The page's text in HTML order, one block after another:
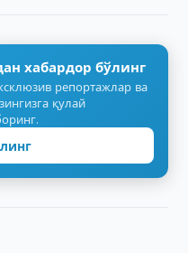
хабардор бўлинг
репортажлар ва
қулай